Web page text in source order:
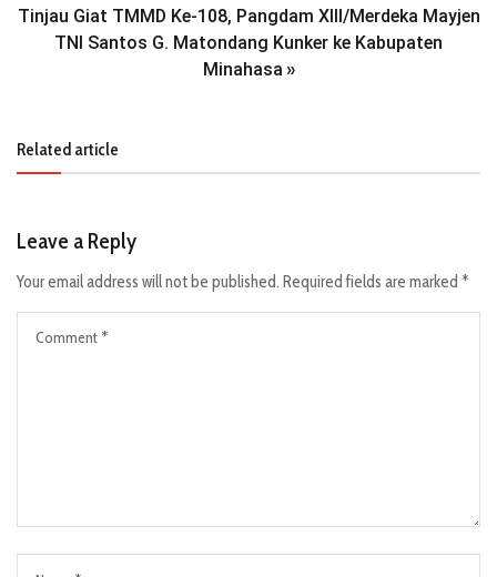
Tinjau Giat TMMD Ke-108, Pangdam XIII/Merdeka Mayjen
TNI Santos G. Matondang Kunker ke Kabupaten
Minahasa »
Related article
Leave a Reply
Your email address will not be published. Required fields are marked *